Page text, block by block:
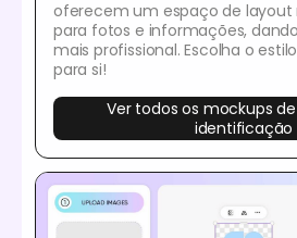
oferecem um espaço de layout
para fotos e informações,
mais profissional. Escolha o
para si!
Ver todos os mockups
identificação